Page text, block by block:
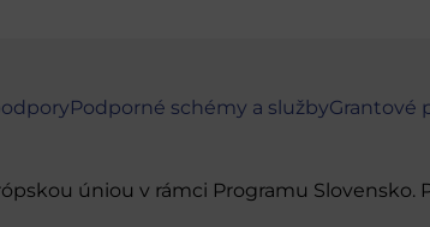
Podporné schémy a službyGrantové
úniou v rámci Programu